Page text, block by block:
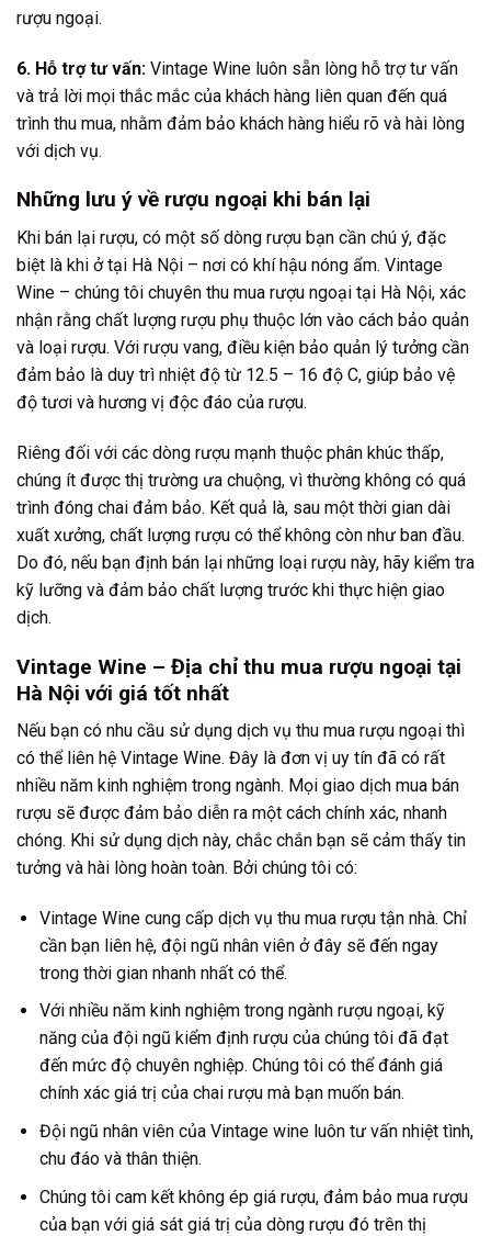
rượu ngoại.
6. Hỗ trợ tư vấn: Vintage Wine luôn sẵn lòng hỗ trợ tư vấn
và trả lời mọi thắc mắc của khách hàng liên quan đến quá
trình thu mua, nhằm đảm bảo khách hàng hiểu rõ và hài lòng
với dịch vụ.
Những lưu ý về rượu ngoại khi bán lại
Khi bán lại rượu, có một số dòng rượu bạn cần chú ý, đặc
biệt là khi ở tại Hà Nội – nơi có khí hậu nóng ẩm. Vintage
Wine – chúng tôi chuyên thu mua rượu ngoại tại Hà Nội, xác
nhận rằng chất lượng rượu phụ thuộc lớn vào cách bảo quản
và loại rượu. Với rượu vang, điều kiện bảo quản lý tưởng cần
đảm bảo là duy trì nhiệt độ từ 12.5 – 16 độ C, giúp bảo vệ
độ tươi và hương vị độc đáo của rượu.
Riêng đối với các dòng rượu mạnh thuộc phân khúc thấp,
chúng ít được thị trường ưa chuộng, vì thường không có quá
trình đóng chai đảm bảo. Kết quả là, sau một thời gian dài
xuất xưởng, chất lượng rượu có thể không còn như ban đầu.
Do đó, nếu bạn định bán lại những loại rượu này, hãy kiểm tra
kỹ lưỡng và đảm bảo chất lượng trước khi thực hiện giao
dịch.
Vintage Wine – Địa chỉ thu mua rượu ngoại tại
Hà Nội với giá tốt nhất
Nếu bạn có nhu cầu sử dụng dịch vụ thu mua rượu ngoại thì
có thể liên hệ Vintage Wine. Đây là đơn vị uy tín đã có rất
nhiều năm kinh nghiệm trong ngành. Mọi giao dịch mua bán
rượu sẽ được đảm bảo diễn ra một cách chính xác, nhanh
chóng. Khi sử dụng dịch này, chắc chắn bạn sẽ cảm thấy tin
tưởng và hài lòng hoàn toàn. Bởi chúng tôi có:
Vintage Wine cung cấp dịch vụ thu mua rượu tận nhà. Chỉ
cần bạn liên hệ, đội ngũ nhân viên ở đây sẽ đến ngay
trong thời gian nhanh nhất có thể.
Với nhiều năm kinh nghiệm trong ngành rượu ngoại, kỹ
năng của đội ngũ kiểm định rượu của chúng tôi đã đạt
đến mức độ chuyên nghiệp. Chúng tôi có thể đánh giá
chính xác giá trị của chai rượu mà bạn muốn bán.
Đội ngũ nhân viên của Vintage wine luôn tư vấn nhiệt tình,
chu đáo và thân thiện.
Chúng tôi cam kết không ép giá rượu, đảm bảo mua rượu
của bạn với giá sát giá trị của dòng rượu đó trên thị